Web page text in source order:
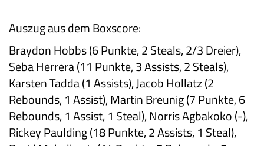
Auszug aus dem Boxscore:
Braydon Hobbs (6 Punkte, 2 Steals, 2/3 Dreier),
Seba Herrera (11 Punkte, 3 Assists, 2 Steals),
Karsten Tadda (1 Assists), Jacob Hollatz (2
Rebounds, 1 Assist), Martin Breunig (7 Punkte, 6
Rebounds, 1 Assist, 1 Steal), Norris Agbakoko (-),
Rickey Paulding (18 Punkte, 2 Assists, 1 Steal),